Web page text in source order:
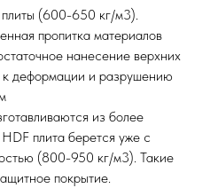
плиты (600-650 кг/м3).
пропитка материалов
нанесение верхних
к деформации и разрушению
из более
плита берется уже с
(800-950 кг/м3). Такие
покрытие.